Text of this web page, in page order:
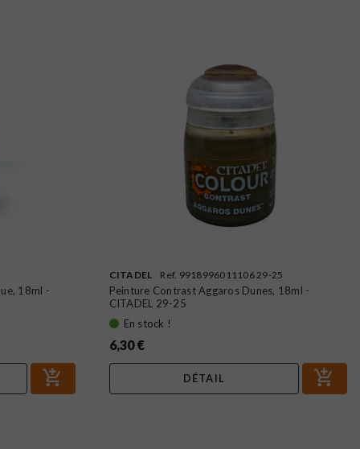
18ml -
CITADEL Ref. 9918996011106 29-25
Peinture Contrast Aggaros Dunes, 18ml -
CITADEL 29-25
En stock !
6,30 €
DÉTAIL